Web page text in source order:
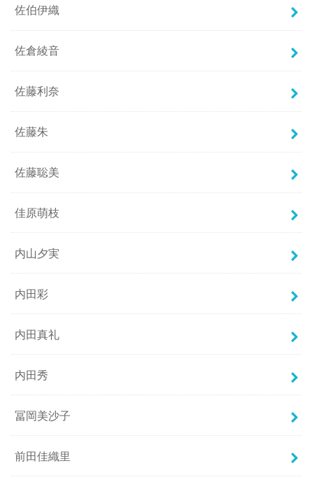
佐伯伊織
佐倉綾音
佐藤利奈
佐藤朱
佐藤聡美
佳原萌枝
内山夕実
内田彩
内田真礼
内田秀
冨岡美沙子
前田佳織里